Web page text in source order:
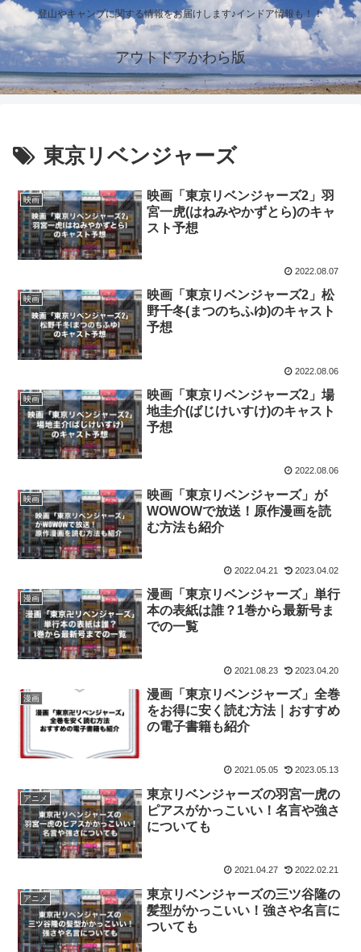
登山やキャンプに関する情報をお届けします♪インドア情報も！！
アウトドアかわら版
東京リベンジャーズ
映画
映画「東京リベンジャーズ2」羽
宮一虎(はねみやかずとら)のキャ
スト予想
2022.08.07
映画
映画「東京リベンジャーズ2」松
野千冬(まつのちふゆ)のキャスト
予想
2022.08.06
映画
映画「東京リベンジャーズ2」場
地圭介(ばじけいすけ)のキャスト
予想
2022.08.06
映画
映画「東京リベンジャーズ」が
WOWOWで放送！原作漫画を読
む方法も紹介
2022.04.21 2023.04.02
漫画
漫画「東京リベンジャーズ」単行
本の表紙は誰？1巻から最新号ま
での一覧
2021.08.23 2023.04.20
漫画
漫画「東京リベンジャーズ」全巻
をお得に安く読む方法｜おすすめ
の電子書籍も紹介
2021.05.05 2023.05.13
アニメ
東京リベンジャーズの羽宮一虎の
ピアスがかっこいい！名言や強さ
についても
2021.04.27 2022.02.21
アニメ
東京リベンジャーズの三ツ谷隆の
髪型がかっこいい！強さや名言に
ついても